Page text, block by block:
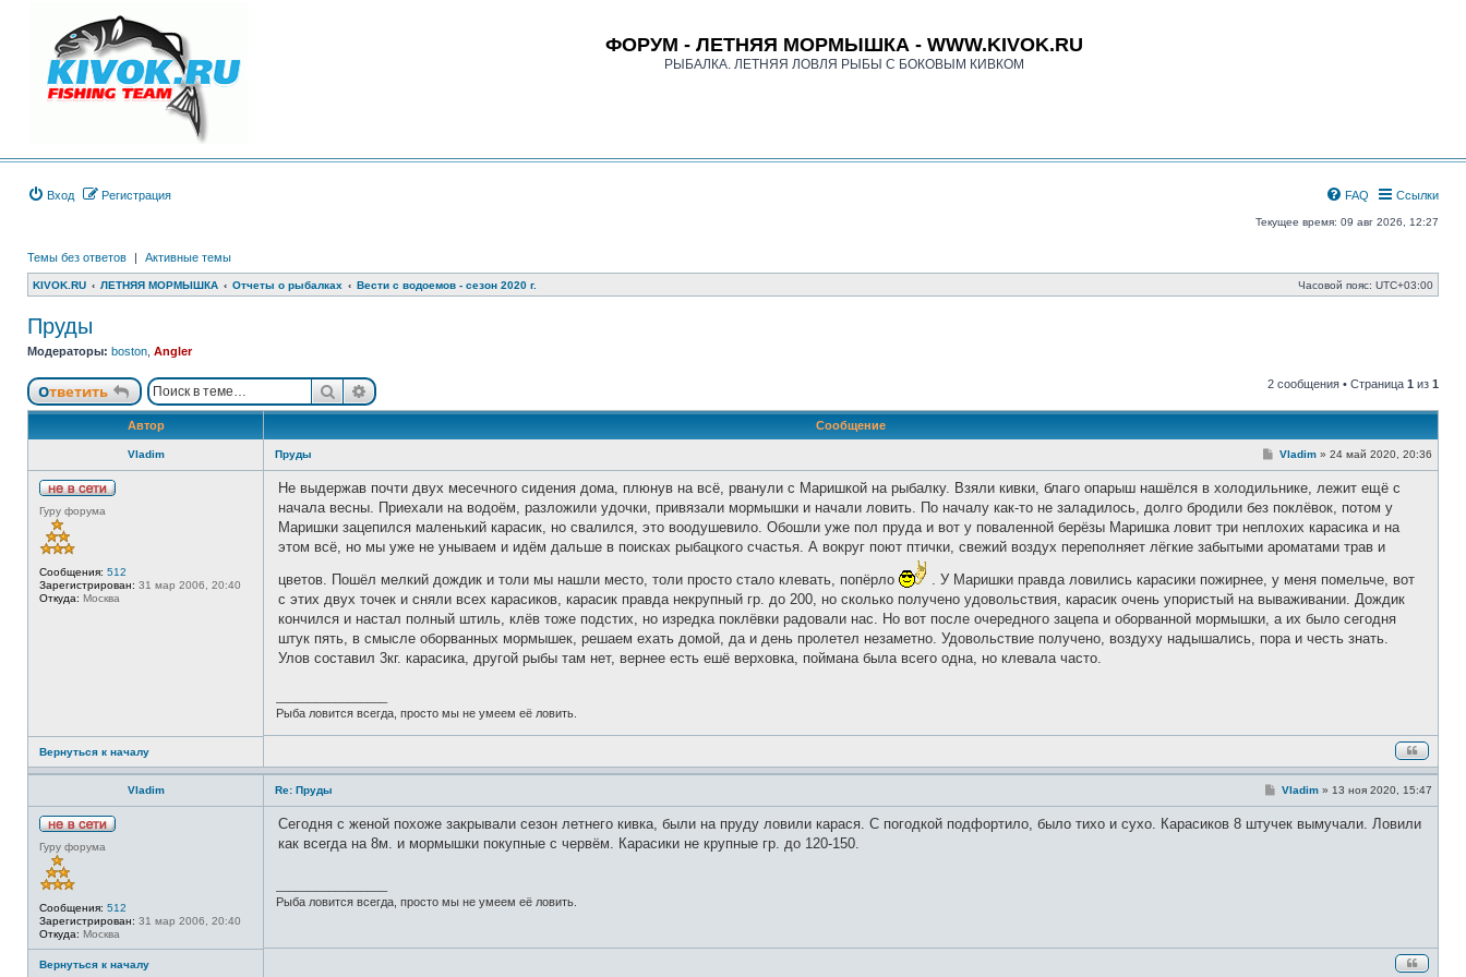
ФОРУМ - ЛЕТНЯЯ МОРМЫШКА - WWW.KIVOK.RU
РЫБАЛКА. ЛЕТНЯЯ ЛОВЛЯ РЫБЫ С БОКОВЫМ КИВКОМ
Вход Регистрация Ссылки
FAQ
Текущее время: 09 авг 2026, 12:27
Темы без ответов | Активные темы
KIVOK.RU ЛЕТНЯЯ МОРМЫШКА Отчеты о рыбалках Вести с водоемов - сезон 2020 г. Часовой пояс: UTC+03:00
Пруды
Модераторы: boston Angler
Ответить ПоискРасширенный поиск 2 сообщения • Страница 1 из 1
Автор Сообщение
Vladim
т
и
Гуру форума
Сообщения: 512
Зарегистрирован: 31 мар 2006, 20:40
Откуда: Москва
Пруды
С
б
щ
н
и
е
Vladim » 24 май 2020, 20:36
Не выдержав почти двух месечного сидения дома, плюнув на всё, рванули с Маришкой на рыбалку. Взяли кивки, благо опарыш нашёлся в холодильнике, лежит ещё с
начала весны. Приехали на водоём, разложили удочки, привязали мормышки и начали ловить. По началу как-то не заладилось, долго бродили без поклёвок, потом у
Маришки зацепился маленький карасик, но свалился, это воодушевило. Обошли уже пол пруда и вот у поваленной берёзы Маришка ловит три неплохих карасика и на
этом всё, но мы уже не унываем и идём дальше в поисках рыбацкого счастья. А вокруг поют птички, свежий воздух переполняет лёгкие забытыми ароматами трав и
цветов. Пошёл мелкий дождик и толи мы нашли место, толи просто стало клевать, попёрло
. У Маришки правда ловились карасики пожирнее, у меня помельче, вот
с этих двух точек и сняли всех карасиков, карасик правда некрупный гр. до 200, но сколько получено удовольствия, карасик очень упористый на вываживании. Дождик
кончился и настал полный штиль, клёв тоже подстих, но изредка поклёвки радовали нас. Но вот после очередного зацепа и оборванной мормышки, а их было сегодня
штук пять, в смысле оборванных мормышек, решаем ехать домой, да и день пролетел незаметно. Удовольствие получено, воздуху надышались, пора и честь знать.
Улов составил 3кг. карасика, другой рыбы там нет, вернее есть ешё верховка, поймана была всего одна, но клевала часто.
Рыба ловится всегда, просто мы не умеем её ловить.
Вернуться к началу
Vladim
т
и
Гуру форума
Сообщения: 512
Зарегистрирован: 31 мар 2006, 20:40
Откуда: Москва
Re: Пруды
С
б
Vladim » 13 ноя 2020, 15:47
Сегодня с женой похоже закрывали сезон летнего кивка, были на пруду ловили карася. С погодкой подфортило, было тихо и сухо. Карасиков 8 штучек вымучали. Ловили
как всегда на 8м. и мормышки покупные с червём. Карасики не крупные гр. до 120-150.
Рыба ловится всегда, просто мы не умеем её ловить.
Вернуться к началу